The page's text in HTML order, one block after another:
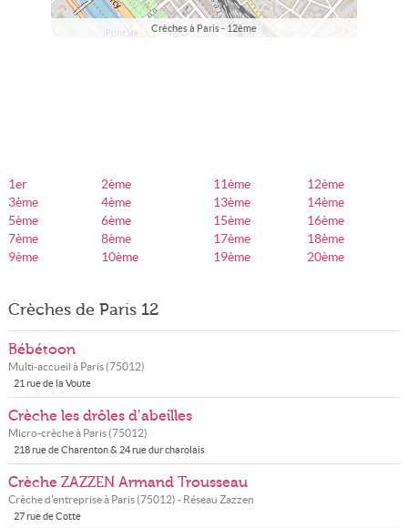
Crèches à Paris - 12ème
1er
2ème
3ème
4ème
5ème
6ème
7ème
8ème
9ème
10ème
11ème
12ème
13ème
14ème
15ème
16ème
17ème
18ème
19ème
20ème
Crèches de Paris 12
Bébétoon
Multi-accueil à Paris(75012)
21 rue de la Voute
Crèche les drôles d’abeilles
Micro-crèche à Paris(75012)
218 rue de Charenton & 24 rue dur charolais
Crèche ZAZZEN Armand Trousseau
Crèche d'entreprise à Paris(75012) - Réseau Zazzen
27 rue de Cotte